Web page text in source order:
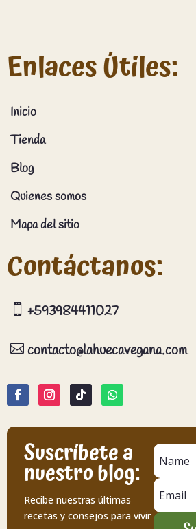
Enlaces Útiles:
Inicio
Tienda
Blog
Quienes somos
Mapa del sitio
Contáctanos:
 +593984411027
 contacto@lahuecavegana.com
Suscríbete a
nuestro blog:
Recibe nuestras últimas
recetas y consejos para vivir